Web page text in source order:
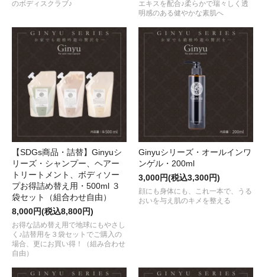
のボディスクラブ♪
エキスを配合♪柔らかで瑞々しく透
明感のある健やかな素肌へ
【SDGs商品・詰替】Ginyuシ
リーズ・シャンプー、ヘアー
トリートメント、ボディソー
プお得詰め替え用・500ml ３
袋セット（組合わせ自由）
8,000円(税込8,800円)
お得な詰め替え用で地球にもやさし
く♪詰替用を３袋セットでご購入の
場合、更にお買い得！（組み合わせ
自由）
Ginyuシリーズ・オールインワ
ンゲル・200ml
3,000円(税込3,300円)
顔にも身体にも、これ一本で、うる
おいを与え肌のキメを整える